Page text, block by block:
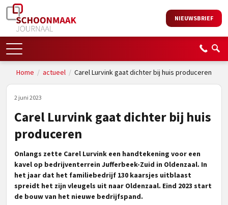
NIEUWSBRIEF
Home / actueel / Carel Lurvink gaat dichter bij huis produceren
2 juni 2023
Carel Lurvink gaat dichter bij huis
produceren
Onlangs zette Carel Lurvink een handtekening voor een
kavel op bedrijventerrein Jufferbeek-Zuid in Oldenzaal. In
het jaar dat het familiebedrijf 130 kaarsjes uitblaast
spreidt het zijn vleugels uit naar Oldenzaal. Eind 2023 start
de bouw van het nieuwe bedrijfspand.